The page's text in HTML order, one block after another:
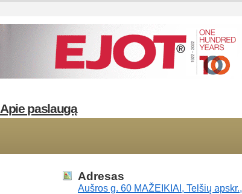
Apie paslaugą
Adresas
Aušros g. 60 MAŽEIKIAI, Telšių apskr.,